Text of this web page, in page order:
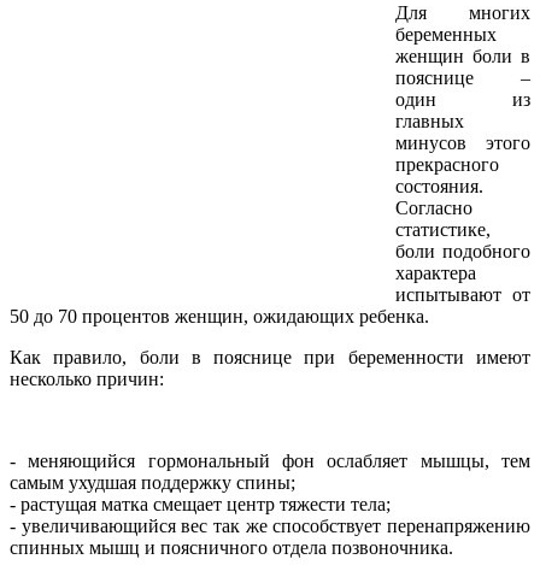
Для многих
беременных
женщин боли в
пояснице –
один из
главных
минусов этого
прекрасного
состояния.
Согласно
статистике,
боли подобного
характера
испытывают от
50 до 70 процентов женщин, ожидающих ребенка.
Как правило, боли в пояснице при беременности имеют
несколько причин:
- меняющийся гормональный фон ослабляет мышцы, тем
самым ухудшая поддержку спины;
- растущая матка смещает центр тяжести тела;
- увеличивающийся вес так же способствует перенапряжению
спинных мышц и поясничного отдела позвоночника.